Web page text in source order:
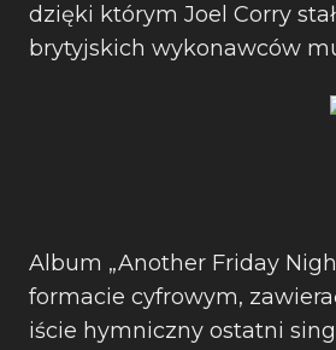
dzięki którym Joel Corry
brytyjskich wykonawców
Album „Another Friday
formacie cyfrowym,
iście hymniczny ostatni